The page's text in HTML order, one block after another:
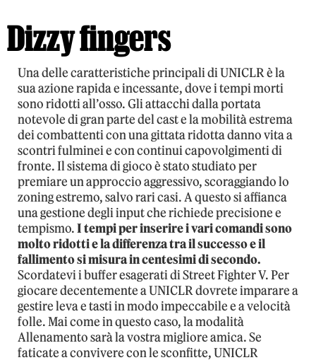
Dizzy fingers
Una delle caratteristiche principali di UNICLR è la
sua azione rapida e incessante, dove i tempi morti
sono ridotti all’osso. Gli attacchi dalla portata
notevole di gran parte del cast e la mobilità estrema
dei combattenti con una gittata ridotta danno vita a
scontri fulminei e con continui capovolgimenti di
fronte. Il sistema di gioco è stato studiato per
premiare un approccio aggressivo, scoraggiando lo
zoning estremo, salvo rari casi. A questo si affianca
una gestione degli input che richiede precisione e
tempismo.I tempi per inserire i vari comandi sono
molto ridotti e la differenza tra il successo e il
fallimento si misura in centesimi di secondo.
Scordatevi i buffer esagerati di Street Fighter V. Per
giocare decentemente a UNICLR dovrete imparare a
gestire leva e tasti in modo impeccabile e a velocità
folle. Mai come in questo caso, la modalità
Allenamento sarà la vostra migliore amica. Se
faticate a convivere con le sconfitte, UNICLR